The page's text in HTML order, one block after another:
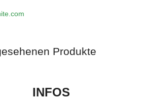
Produkte
INFOS